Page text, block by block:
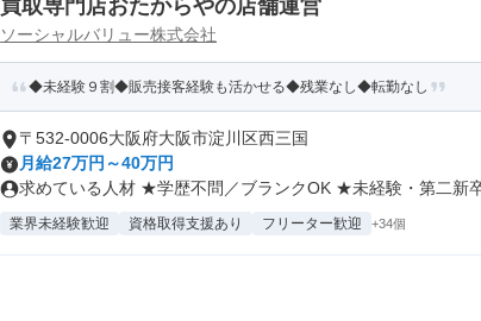
買取専門店おたからやの店舗運営
ソーシャルバリュー株式会社
◆未経験９割◆販売接客経験も活かせる◆残業なし◆転勤なし
〒532-0006大阪府大阪市淀川区西三国
月給27万円～40万円
求めている人材 ★学歴不問／ブランクOK ★未経験・第二新
業界未経験歓迎 資格取得支援あり フリーター歓迎 +34個